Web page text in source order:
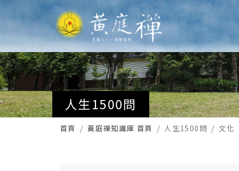
人生1500問
首頁 黃庭禪知識庫 首頁 人生1500問 文化